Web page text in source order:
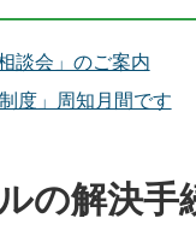
談会」のご案内
度」周知月間です
の解決手